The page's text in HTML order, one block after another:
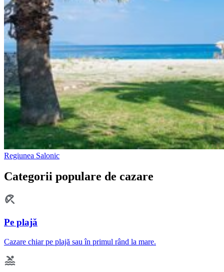
Regiunea Salonic
Categorii populare de cazare
Pe plajă
Cazare chiar pe plajă sau în primul rând la mare.